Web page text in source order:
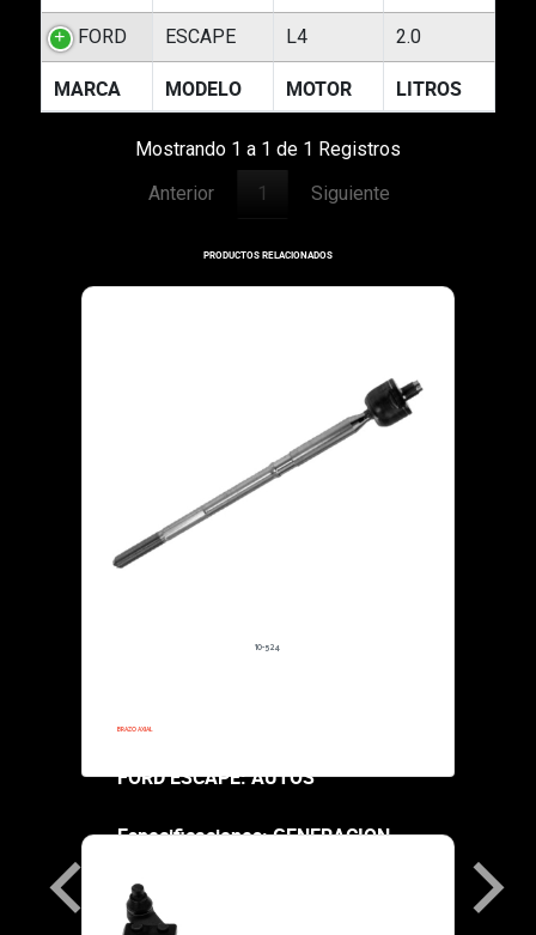
FORD ESCAPE L4 2.0
MARCA MODELO MOTOR LITROS
Mostrando 1 a 1 de 1 Registros
Anterior
1 Siguiente
PRODUCTOS RELACIONADOS
FORD ESCAPE: AUTOS
Especificaciones: GENERACION
ECOBOOST
SOPORTE PARA MOTOR